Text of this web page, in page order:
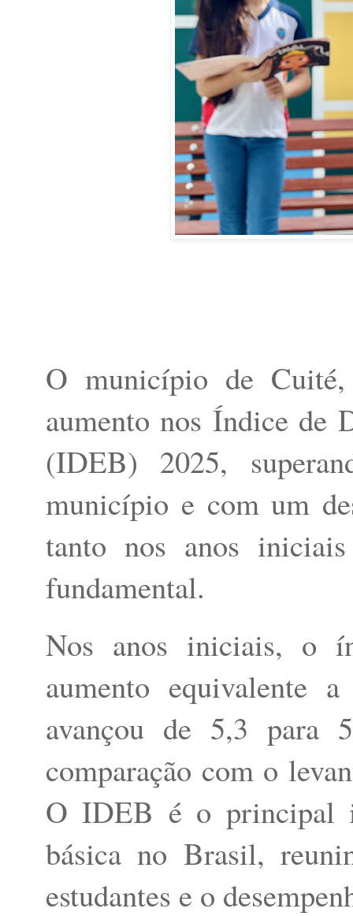
O município de Cuité,
aumento nos Índice de
(IDEB) 2025,
município e com um
tanto nos anos
fundamental.
Nos anos iniciais, o
aumento equivalente
avançou de 5,3 para
comparação com o
O IDEB é o principal
básica no Brasil,
estudantes e o